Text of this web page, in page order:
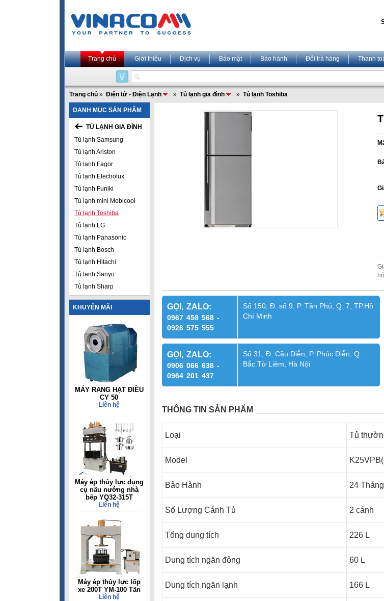
Trang chủ Giới thiệu Dịch vụ Bảo mật Bảo hành Đổi trả hàng Thanh
Trang chủ » Điện tử - Điện Lạnh » Tủ lạnh gia đình » Tủ lạnh Toshiba
DANH MỤC SẢN PHẨM
TỦ LẠNH GIA ĐÌNH
Tủ lạnh Samsung
Tủ lạnh Ariston
Tủ lạnh Fagor
Tủ lạnh Electrolux
Tủ lạnh Funiki
Tủ lạnh mini Mobicool
Tủ lạnh Toshiba
Tủ lạnh LG
Tủ lạnh Panasonic
Tủ lạnh Bosch
Tủ lạnh Hitachi
Tủ lạnh Sanyo
Tủ lạnh Sharp
KHUYẾN MÃI
MÁY RANG HẠT ĐIỀU
CY 50
Liên hệ
Máy ép thủy lực dụng
cụ nấu nướng nhà
bếp YQ32-315T
Liên hệ
Máy ép thủy lực lốp
xe 200T YM-100 Tấn
Liên hệ
GỌI, ZALO:
0967 458 568 -
0926 575 555
Số 150, Đ. số 9, P. Tân Phú, Q. 7, TP.Hồ
Chí Minh
GỌI, ZALO:
0906 066 638 -
0964 201 437
Số 31, Đ. Cầu Diễn, P. Phúc Diễn, Q.
Bắc Từ Liêm, Hà Nội
THÔNG TIN SẢN PHẨM
Loại Tủ
Model
Bảo Hành 24 Tháng
Số Lượng Cánh Tủ 2 cánh
Tổng dung tích 226 L
Dung tích ngăn đông 60 L
Dung tích ngăn lạnh 166 L